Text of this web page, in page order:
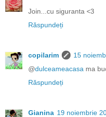
Join...cu siguranta <3
Răspundeți
copilarim
15
@dulceameacasa ma
Răspundeți
Gianina 19 noiembrie